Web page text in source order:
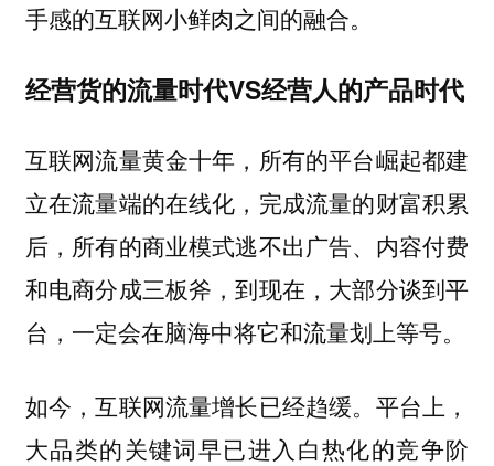
手感的互联网小鲜肉之间的融合。
经营货的流量时代VS经营人的产品时代
互联网流量黄金十年，所有的平台崛起都建
立在流量端的在线化，完成流量的财富积累
后，所有的商业模式逃不出广告、内容付费
和电商分成三板斧，到现在，大部分谈到平
台，一定会在脑海中将它和流量划上等号。
如今，互联网流量增长已经趋缓。平台上，
大品类的关键词早已进入白热化的竞争阶